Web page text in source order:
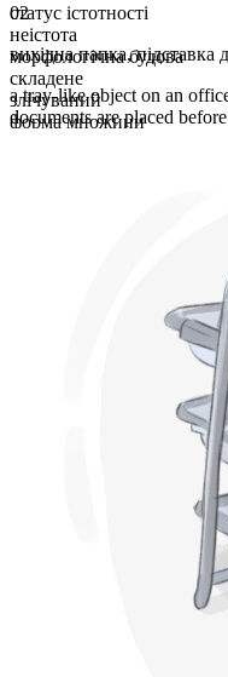
статус істотності
неістота
морфологічна будова
складене
злічуваний
форма множини
02
вихідна папка,підставка
a tray-like object on an
documents are placed